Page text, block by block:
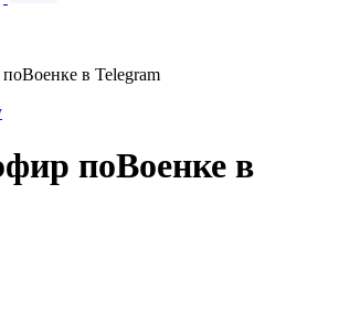
в Telegram
поВоенке в